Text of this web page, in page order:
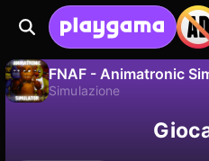
FNAF - Animatronic
Simulazione
Salva i progressi!